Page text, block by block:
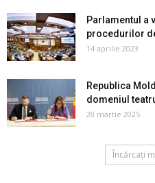
Parlamentul a
procedurilor
14 aprilie 2023
Republica
domeniul
28 martie 2025
Încărcați